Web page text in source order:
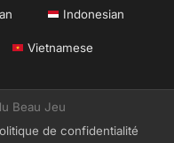
Indonesian
Vietnamese
Beau Jeu
de confidentialité